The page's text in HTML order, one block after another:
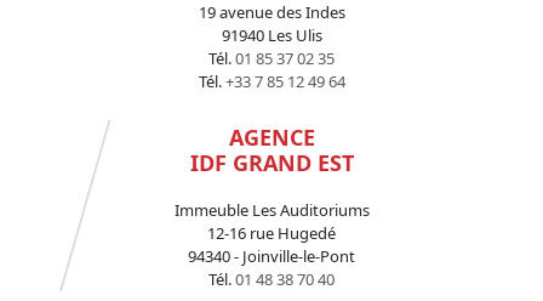
19 avenue des Indes
91940 Les Ulis
Tél.01 85 37 02 35
Tél.+33 7 85 12 49 64
AGENCE
IDF GRAND EST
Immeuble Les Auditoriums
12-16 rue Hugedé
94340 - Joinville-le-Pont
Tél.01 48 38 70 40